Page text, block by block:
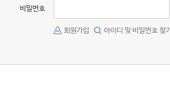
비밀번호
회원가입 아이디 및 비밀번호 찾기